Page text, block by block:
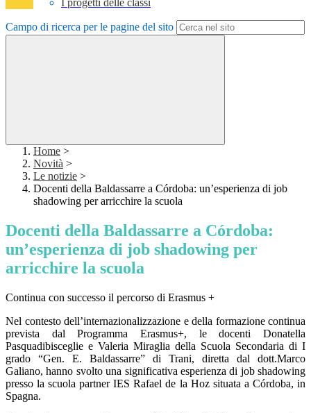
I progetti delle classi
Campo di ricerca per le pagine del sito
Home >
Novità >
Le notizie >
Docenti della Baldassarre a Córdoba: un’esperienza di job
shadowing per arricchire la scuola
Docenti della Baldassarre a Córdoba:
un’esperienza di job shadowing per
arricchire la scuola
Continua con successo il percorso di Erasmus +
Nel contesto dell’internazionalizzazione e della formazione continua
prevista dal Programma Erasmus+, le docenti Donatella
Pasquadibisceglie e Valeria Miraglia della Scuola Secondaria di I
grado “Gen. E. Baldassarre” di Trani, diretta dal dott.Marco
Galiano, hanno svolto una significativa esperienza di job shadowing
presso la scuola partner IES Rafael de la Hoz situata a Córdoba, in
Spagna.